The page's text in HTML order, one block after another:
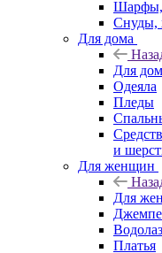
Шарфы,
Снуды,
Для дома
Для
Одеяла
Пледы
и
Для женщин
Для
Платья